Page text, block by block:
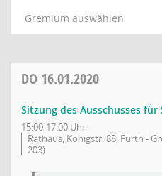
Gremium auswählen
DO 16.01.2020
Sitzung des Ausschusses
15:00-17:00 Uhr
Rathaus, Königstr. 88, Fürth -
203)